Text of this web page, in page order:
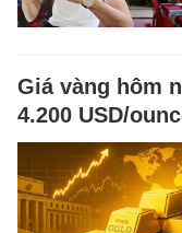
Giá vàng hôm
4.200 USD/